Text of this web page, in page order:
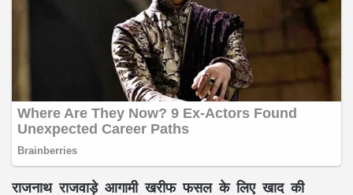
राजनाथ राजवाड़े आगामी खरीफ फसल के लिए खाद की